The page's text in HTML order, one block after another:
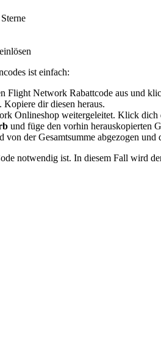
ist einfach:
Flight Network Rabattcode aus und
dir diesen heraus.
Onlineshop weitergeleitet. Klick dich
und füge den vorhin herauskopierten
von der Gesamtsumme abgezogen
notwendig ist. In diesem Fall wird